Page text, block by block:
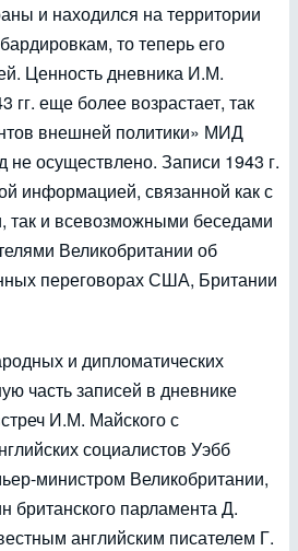
и находился на территории
то теперь его
Ценность дневника И.М.
гг. еще более возрастает, так
внешней политики» МИД
не осуществлено. Записи 1943 г.
информацией, связанной как с
так и всевозможными беседами
Великобритании об
переговорах США, Британии
и дипломатических
часть записей в дневнике
И.М. Майского с
социалистов Уэбб
министром Великобритании,
парламента Д.
английским писателем Г.